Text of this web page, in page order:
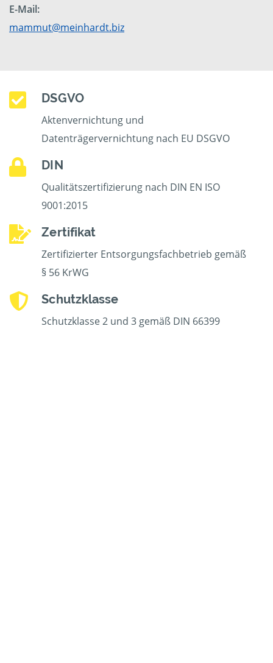
E-Mail:
mammut@meinhardt.biz
DSGVO
Aktenvernichtung und
Datenträgervernichtung nach EU DSGVO
DIN
Qualitätszertifizierung nach DIN EN ISO
9001:2015
Zertifikat
Zertifizierter Entsorgungsfachbetrieb gemäß
§ 56 KrWG
Schutzklasse
Schutzklasse 2 und 3 gemäß DIN 66399